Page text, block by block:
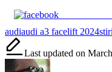
Tags:
audiaudi a3 facelift 2024
Last updated on